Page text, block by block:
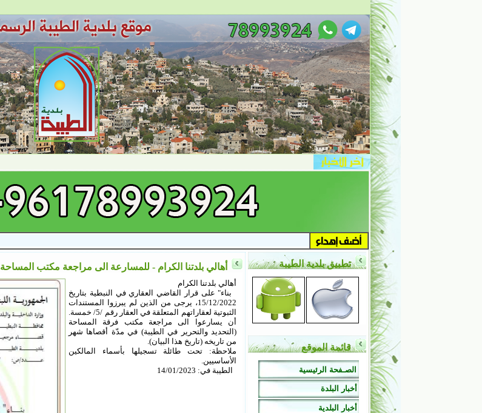
تطبيق بلدية الطيبة
قائمة الموقع
الصـفحة الرئيسية
أخبار البلدة
أخبار البلدية
أهالي بلدتنا الكرام - للمسارعة الى مراجعة مكتب المساحة
أهالي بلدتنا الكرام
بناء" على قرار القاضي العقاري في النبطية بتاريخ
15/12/2022، يرجى من الذين لم يبرزوا المستندات
الثبوتية لعقاراتهم المتعلقة في العقار رقم /5/ خمسة.
أن يسارعوا الى مراجعة مكتب فرقة المساحة
(التحديد والتحرير في الطيبة) في مدّة أقصاها شهر
من تاريخه (تاريخ هذا البيان).
ملاحظة: تحت طائلة تسجيلها بأسماء المالكين
الأساسيين.
الطيبة في: 14/01/2023